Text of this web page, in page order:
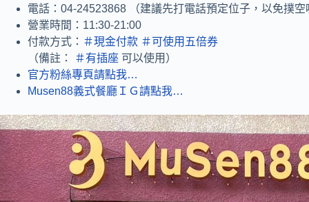
電話：04-24523868 （建議先打電話預定位子，以免撲空
營業時間：11:30-21:00
付款方式： ＃現金付款 ＃可使用五倍券
（備註：
＃有插座 可以使用）
官方粉絲專頁請點我…
Musen88義式餐廳ＩＧ請點我…